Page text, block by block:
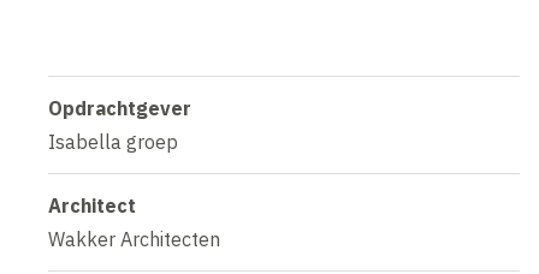
Opdrachtgever
Isabella groep
Architect
Wakker Architecten